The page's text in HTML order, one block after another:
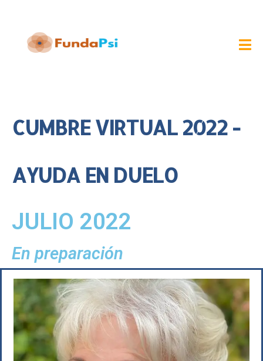
CUMBRE VIRTUAL 2022 -
AYUDA EN DUELO
JULIO 2022
En preparación